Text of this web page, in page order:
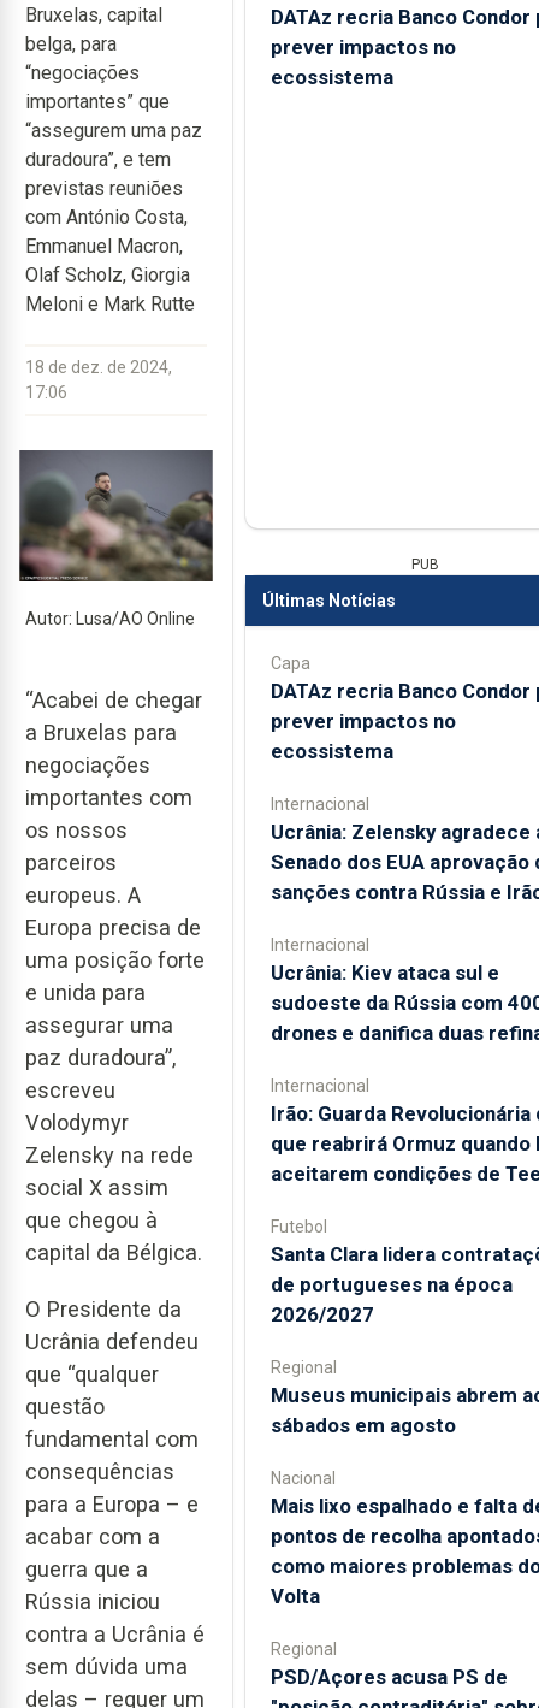
Bruxelas, capital
belga, para
“negociações
importantes” que
“assegurem uma paz
duradoura”, e tem
previstas reuniões
com António Costa,
Emmanuel Macron,
Olaf Scholz, Giorgia
Meloni e Mark Rutte
18 de dez. de 2024,
17:06
Autor: Lusa/AO Online
“Acabei de chegar
a Bruxelas para
negociações
importantes com
os nossos
parceiros
europeus. A
Europa precisa de
uma posição forte
e unida para
assegurar uma
paz duradoura”,
escreveu
Volodymyr
Zelensky na rede
social X assim
que chegou à
capital da Bélgica.
O Presidente da
Ucrânia defendeu
que “qualquer
questão
fundamental com
consequências
para a Europa – e
acabar com a
guerra que a
Rússia iniciou
contra a Ucrânia é
sem dúvida uma
delas – requer um
DATAz recria Banco Condor
prever impactos no
ecossistema
PUB
Últimas Notícias
Capa
DATAz recria Banco Condor
prever impactos no
ecossistema
Internacional
Ucrânia: Zelensky agradece
Senado dos EUA aprovação
sanções contra Rússia e
Internacional
Ucrânia: Kiev ataca sul e
sudoeste da Rússia com
drones e danifica duas
Internacional
Irão: Guarda Revolucionária
que reabrirá Ormuz quando
aceitarem condições de
Futebol
Santa Clara lidera
de portugueses na época
2026/2027
Regional
Museus municipais abrem
sábados em agosto
Nacional
Mais lixo espalhado e falta
pontos de recolha
como maiores problemas
Volta
Regional
PSD/Açores acusa PS de